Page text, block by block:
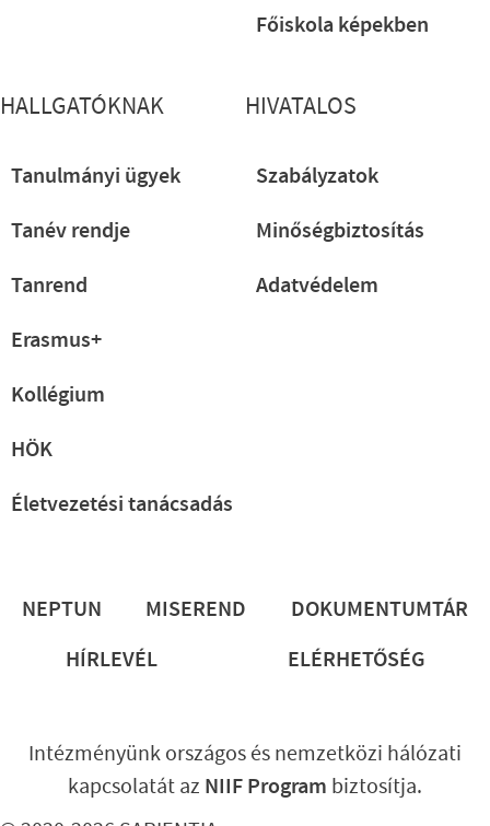
Főiskola képekben
HALLGATÓKNAK
Tanulmányi ügyek
Tanév rendje
Tanrend
Erasmus+
Kollégium
HÖK
Életvezetési tanácsadás
HIVATALOS
Szabályzatok
Minőségbiztosítás
Adatvédelem
Lábléc
NEPTUN MISEREND
DOKUMENTUMTÁR
HÍRLEVÉL
ELÉRHETŐSÉG
Intézményünk országos és nemzetközi hálózati
kapcsolatát az NIIF Program biztosítja.